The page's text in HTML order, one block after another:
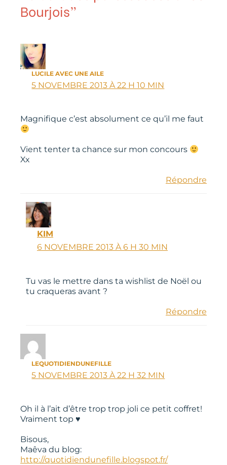
Bourjois”
LUCILE AVEC UNE AILE
5 NOVEMBRE 2013 À 22 H 10 MIN
Magnifique c’est absolument ce qu’il me faut
Vient tenter ta chance sur mon concours
Xx
Répondre
KIM
6 NOVEMBRE 2013 À 6 H 30 MIN
Tu vas le mettre dans ta wishlist de Noël ou
tu craqueras avant ?
Répondre
LEQUOTIDIENDUNEFILLE
5 NOVEMBRE 2013 À 22 H 32 MIN
Oh il à l’ait d’être trop trop joli ce petit coffret!
Vraiment top ♥
Bisous,
Maêva du blog:
http://quotidiendunefille.blogspot.fr/